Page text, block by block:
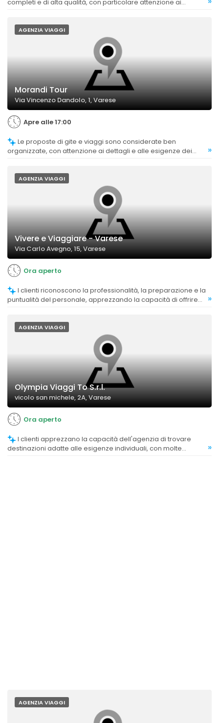
completi e di alta qualità, con particolare attenzione ai
AGENZIA VIAGGI
Morandi Tour
Via Vincenzo Dandolo, 1, Varese
Apre alle 17:00
organizzate, con attenzione ai dettagli e alle esigenze dei
»
AGENZIA VIAGGI
Vivere e Viaggiare - Varese
Via Carlo Avegno, 15, Varese
Ora aperto
puntualità del personale, apprezzando la capacità di offrire
»
AGENZIA VIAGGI
Olympia Viaggi To S.r.l.
vicolo san michele, 2A, Varese
Ora aperto
destinazioni adatte alle esigenze individuali, con molte
»
AGENZIA VIAGGI